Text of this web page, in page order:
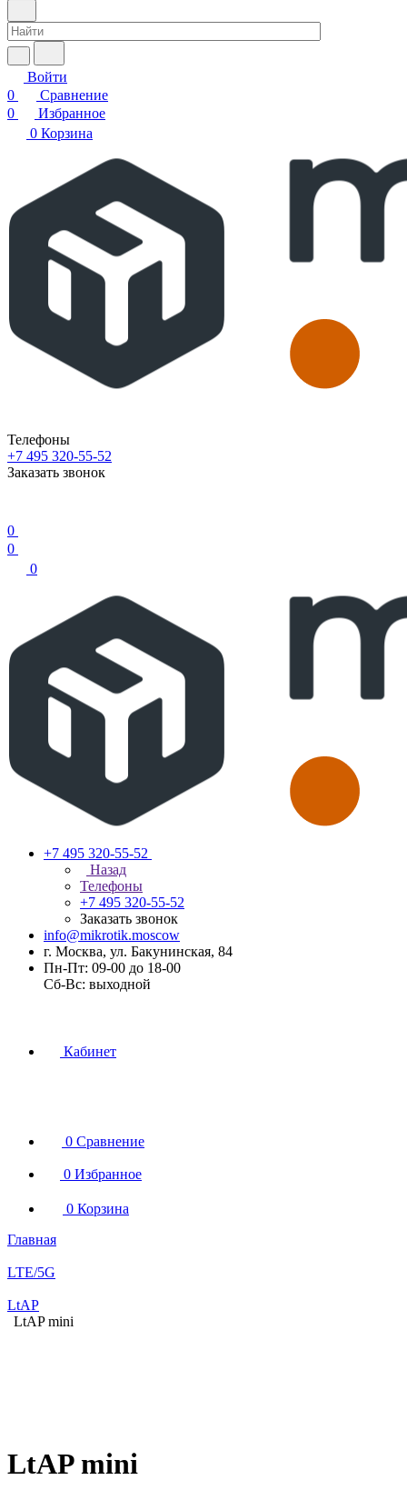
Войти
0
Сравнение
0
Избранное
0 Корзина
Телефоны
+7 495 320-55-52
Заказать звонок
0
0
0
+7 495 320-55-52
Назад
Телефоны
+7 495 320-55-52
Заказать звонок
info@mikrotik.moscow
г. Москва, ул. Бакунинская, 84
Пн-Пт: 09-00 до 18-00
Сб-Вс: выходной
Кабинет
0 Сравнение
0 Избранное
0 Корзина
Главная
LTE/5G
LtAP
LtAP mini
LtAP mini